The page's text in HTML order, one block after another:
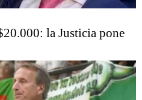
la Justicia pone